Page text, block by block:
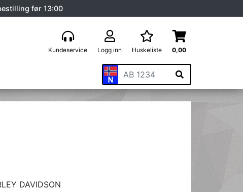
før 13:00
Kundeservice Logg inn Huskeliste 0,00
DAVIDSON